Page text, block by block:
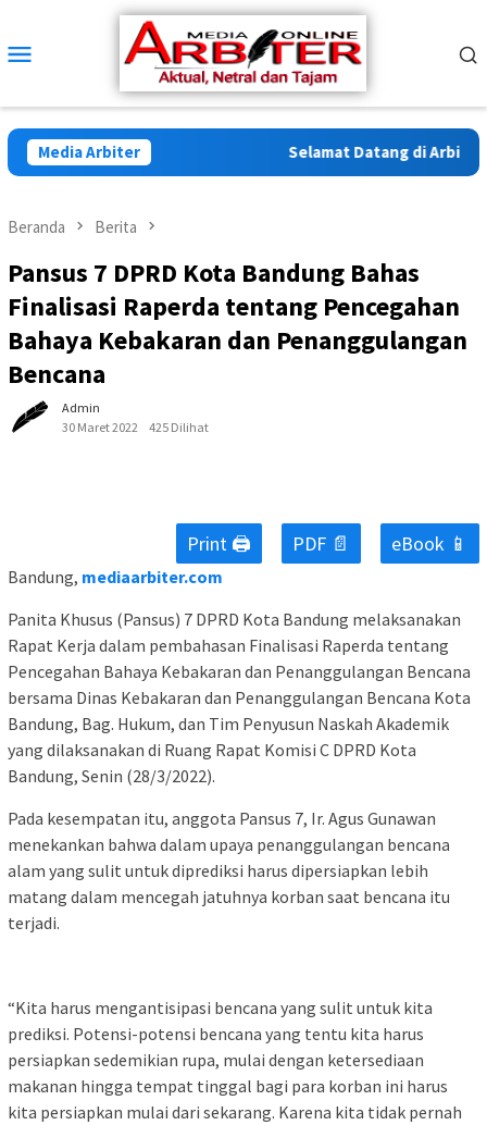
konten
Mobile
Media Arbiter Selamat Datang di Arbiter
Beranda Berita
Pansus 7 DPRD Kota Bandung Bahas
Finalisasi Raperda tentang Pencegahan
Bahaya Kebakaran dan Penanggulangan
Bencana
Admin
30 Maret 2022
425 Dilihat
Print 🖨 PDF 📄 eBook 📱
Bandung, mediaarbiter.com
Panita Khusus (Pansus) 7 DPRD Kota Bandung melaksanakan
Rapat Kerja dalam pembahasan Finalisasi Raperda tentang
Pencegahan Bahaya Kebakaran dan Penanggulangan Bencana
bersama Dinas Kebakaran dan Penanggulangan Bencana Kota
Bandung, Bag. Hukum, dan Tim Penyusun Naskah Akademik
yang dilaksanakan di Ruang Rapat Komisi C DPRD Kota
Bandung, Senin (28/3/2022).
Pada kesempatan itu, anggota Pansus 7, Ir. Agus Gunawan
menekankan bahwa dalam upaya penanggulangan bencana
alam yang sulit untuk diprediksi harus dipersiapkan lebih
matang dalam mencegah jatuhnya korban saat bencana itu
terjadi.
“Kita harus mengantisipasi bencana yang sulit untuk kita
prediksi. Potensi-potensi bencana yang tentu kita harus
persiapkan sedemikian rupa, mulai dengan ketersediaan
makanan hingga tempat tinggal bagi para korban ini harus
kita persiapkan mulai dari sekarang. Karena kita tidak pernah